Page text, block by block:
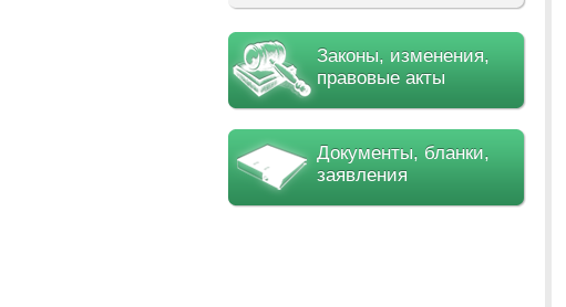
Законы, изменения,
правовые акты
Документы, бланки,
заявления